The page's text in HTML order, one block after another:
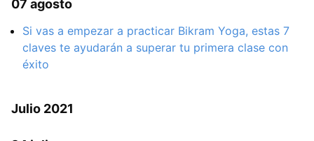
07 agosto
Si vas a empezar a practicar Bikram Yoga, estas 7
claves te ayudarán a superar tu primera clase con
éxito
Julio 2021